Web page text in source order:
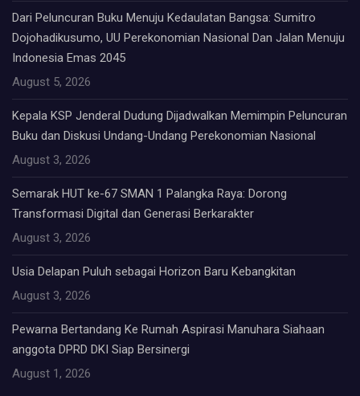
Dari Peluncuran Buku Menuju Kedaulatan Bangsa: Sumitro
Dojohadikusumo, UU Perekonomian Nasional Dan Jalan Menuju
Indonesia Emas 2045
August 5, 2026
Kepala KSP Jenderal Dudung Dijadwalkan Memimpin Peluncuran
Buku dan Diskusi Undang-Undang Perekonomian Nasional
August 3, 2026
Semarak HUT ke-67 SMAN 1 Palangka Raya: Dorong
Transformasi Digital dan Generasi Berkarakter
August 3, 2026
Usia Delapan Puluh sebagai Horizon Baru Kebangkitan
August 3, 2026
Pewarna Bertandang Ke Rumah Aspirasi Manuhara Siahaan
anggota DPRD DKI Siap Bersinergi
August 1, 2026